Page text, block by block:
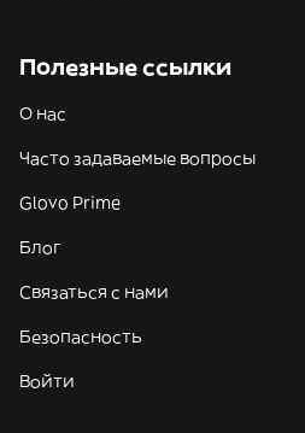
Полезные ссылки
О нас
Часто задаваемые вопросы
Glovo Prime
Блог
Связаться с нами
Безопасность
Войти